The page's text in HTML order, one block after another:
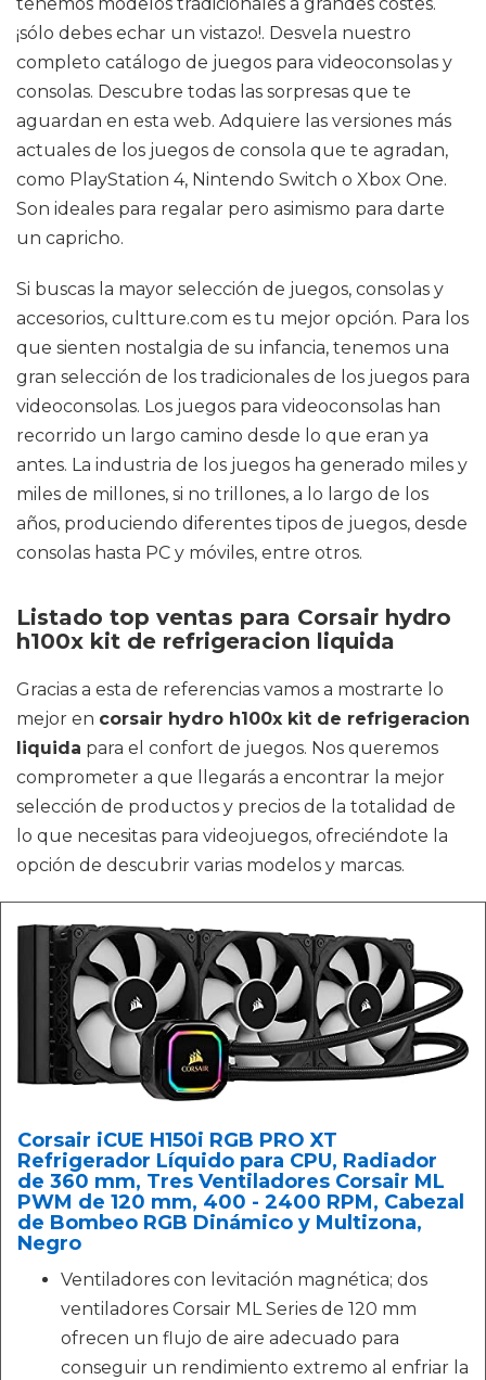
¡sólo debes echar un vistazo!. Desvela nuestro
completo catálogo de juegos para videoconsolas y
consolas. Descubre todas las sorpresas que te
aguardan en esta web. Adquiere las versiones más
actuales de los juegos de consola que te agradan,
como PlayStation 4, Nintendo Switch o Xbox One.
Son ideales para regalar pero asimismo para darte
un capricho.
Si buscas la mayor selección de juegos, consolas y
accesorios, cultture.com es tu mejor opción. Para los
que sienten nostalgia de su infancia, tenemos una
gran selección de los tradicionales de los juegos para
videoconsolas. Los juegos para videoconsolas han
recorrido un largo camino desde lo que eran ya
antes. La industria de los juegos ha generado miles y
miles de millones, si no trillones, a lo largo de los
años, produciendo diferentes tipos de juegos, desde
consolas hasta PC y móviles, entre otros.
Listado top ventas para Corsair hydro
h100x kit de refrigeracion liquida
Gracias a esta de referencias vamos a mostrarte lo
mejor en corsair hydro h100x kit de refrigeracion
liquida para el confort de juegos. Nos queremos
comprometer a que llegarás a encontrar la mejor
selección de productos y precios de la totalidad de
lo que necesitas para videojuegos, ofreciéndote la
opción de descubrir varias modelos y marcas.
Corsair iCUE H150i RGB PRO XT
Refrigerador Líquido para CPU, Radiador
de 360 mm, Tres Ventiladores Corsair ML
PWM de 120 mm, 400 - 2400 RPM, Cabezal
de Bombeo RGB Dinámico y Multizona,
Negro
Ventiladores con levitación magnética; dos
ventiladores Corsair ML Series de 120 mm
ofrecen un flujo de aire adecuado para
conseguir un rendimiento extremo al enfriar la